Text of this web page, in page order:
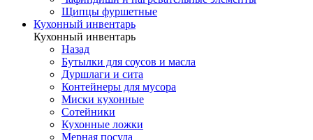
Щипцы фуршетные
Кухонный инвентарь
Кухонный инвентарь
Назад
Бутылки для соусов и масла
Дуршлаги и сита
Контейнеры для мусора
Миски кухонные
Сотейники
Кухонные ложки
Мерная посуда